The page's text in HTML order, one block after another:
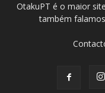
OtakuPT é o maior
também